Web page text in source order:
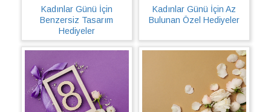
Kadınlar Günü İçin
Benzersiz Tasarım
Hediyeler
Kadınlar Günü İçin Az
Bulunan Özel Hediyeler